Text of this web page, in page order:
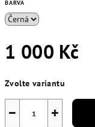
BARVA
1 000 Kč
cena:
Zvolte variantu
+
−